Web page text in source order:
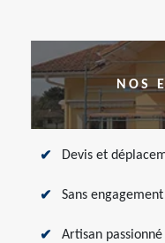
NOS
Devis et
Sans engagement
Artisan passionné